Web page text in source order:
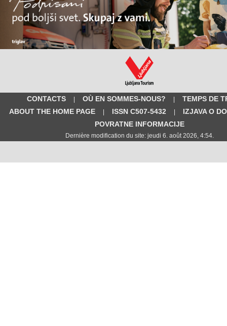
CONTACTS | OÙ EN SOMMES-NOUS? |
TEMPS DE
ABOUT THE HOME PAGE
| ISSN C507-5432 |
IZJAVA O
POVRATNE INFORMACIJE
Dernière modification du site: jeudi 6. août 2026, 4:54.